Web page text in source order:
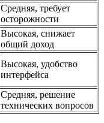
Средняя, требует
осторожности
Высокая, снижает
общий доход
Высокая, удобство
интерфейса
Средняя, решение
технических вопросов